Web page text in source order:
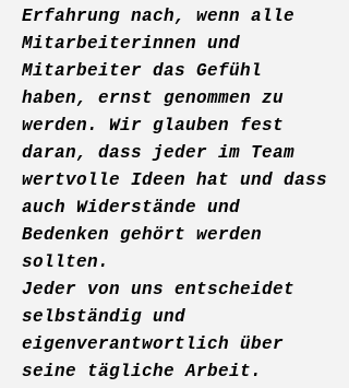
Erfahrung nach, wenn alle
Mitarbeiterinnen und
Mitarbeiter das Gefühl
haben, ernst genommen zu
werden. Wir glauben fest
daran, dass jeder im Team
wertvolle Ideen hat und dass
auch Widerstände und
Bedenken gehört werden
sollten.
Jeder von uns entscheidet
selbständig und
eigenverantwortlich über
seine tägliche Arbeit.